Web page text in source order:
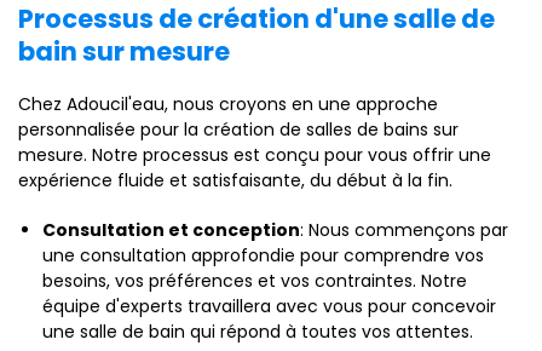
Processus de création d'une salle de
bain sur mesure
Chez Adoucil'eau, nous croyons en une approche
personnalisée pour la création de salles de bains sur
mesure. Notre processus est conçu pour vous offrir une
expérience fluide et satisfaisante, du début à la fin.
Consultation et conception: Nous commençons par
une consultation approfondie pour comprendre vos
besoins, vos préférences et vos contraintes. Notre
équipe d'experts travaillera avec vous pour concevoir
une salle de bain qui répond à toutes vos attentes.